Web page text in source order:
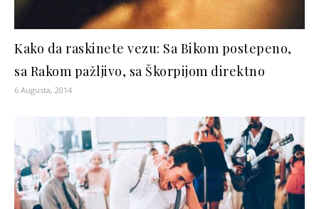
Kako da raskinete vezu: Sa Bikom postepeno,
sa Rakom pažljivo, sa Škorpijom direktno
6 Augusta, 2014